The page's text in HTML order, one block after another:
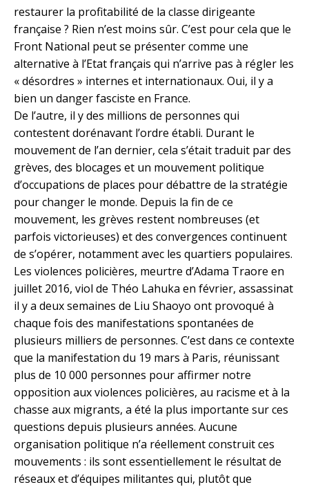
restaurer la profitabilité de la classe dirigeante
française ? Rien n’est moins sûr. C’est pour cela que le
Front National peut se présenter comme une
alternative à l’Etat français qui n’arrive pas à régler les
« désordres » internes et internationaux. Oui, il y a
bien un danger fasciste en France.
De l’autre, il y des millions de personnes qui
contestent dorénavant l’ordre établi. Durant le
mouvement de l’an dernier, cela s’était traduit par des
grèves, des blocages et un mouvement politique
d’occupations de places pour débattre de la stratégie
pour changer le monde. Depuis la fin de ce
mouvement, les grèves restent nombreuses (et
parfois victorieuses) et des convergences continuent
de s’opérer, notamment avec les quartiers populaires.
Les violences policières, meurtre d’Adama Traore en
juillet 2016, viol de Théo Lahuka en février, assassinat
il y a deux semaines de Liu Shaoyo ont provoqué à
chaque fois des manifestations spontanées de
plusieurs milliers de personnes. C’est dans ce contexte
que la manifestation du 19 mars à Paris, réunissant
plus de 10 000 personnes pour affirmer notre
opposition aux violences policières, au racisme et à la
chasse aux migrants, a été la plus importante sur ces
questions depuis plusieurs années. Aucune
organisation politique n’a réellement construit ces
mouvements : ils sont essentiellement le résultat de
réseaux et d’équipes militantes qui, plutôt que